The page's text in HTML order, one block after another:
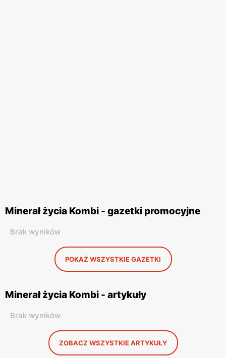
Minerał życia Kombi - gazetki promocyjne
Brak wyników
POKAŻ WSZYSTKIE GAZETKI
Minerał życia Kombi - artykuły
Brak wyników
ZOBACZ WSZYSTKIE ARTYKUŁY